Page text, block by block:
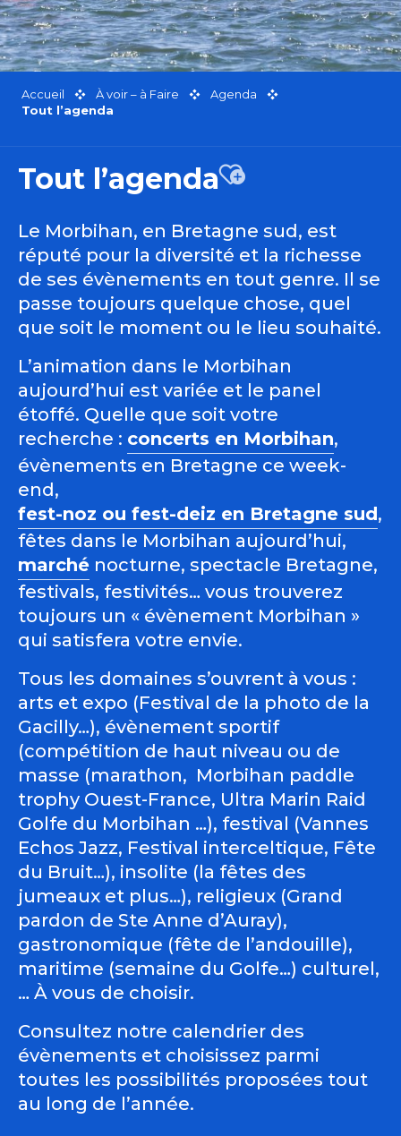
Accueil À voir – à Faire
Agenda
Tout l’agenda
Tout l’agendaAjouter aux
Le Morbihan, en Bretagne sud, est
réputé pour la diversité et la richesse
de ses évènements en tout genre. Il se
passe toujours quelque chose, quel
que soit le moment ou le lieu souhaité.
L’animation dans le Morbihan
aujourd’hui est variée et le panel
étoffé. Quelle que soit votre
recherche : concerts en Morbihan,
évènements en Bretagne ce week-
end,
fest-noz ou fest-deiz en Bretagne sud,
fêtes dans le Morbihan aujourd’hui,
marché nocturne, spectacle Bretagne,
festivals, festivités… vous trouverez
toujours un « évènement Morbihan »
qui satisfera votre envie.
Tous les domaines s’ouvrent à vous :
arts et expo (Festival de la photo de la
Gacilly…), évènement sportif
(compétition de haut niveau ou de
masse (marathon, Morbihan paddle
trophy Ouest-France, Ultra Marin Raid
Golfe du Morbihan …), festival (Vannes
Echos Jazz, Festival interceltique, Fête
du Bruit…), insolite (la fêtes des
jumeaux et plus…), religieux (Grand
pardon de Ste Anne d’Auray),
gastronomique (fête de l’andouille),
maritime (semaine du Golfe…) culturel,
… À vous de choisir.
Consultez notre calendrier des
évènements et choisissez parmi
toutes les possibilités proposées tout
au long de l’année.